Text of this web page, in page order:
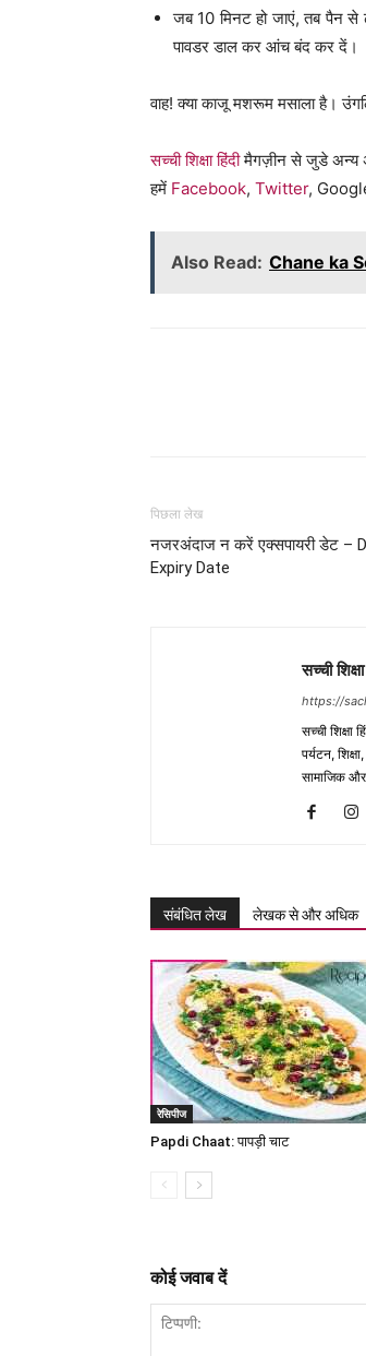
जब 10 मिनट हो जाएं, तब पैन
पावडर डाल कर आंच बंद कर दें।
वाह! क्या काजू मशरूम मसाला है।
सच्ची शिक्षा हिंदीमैगज़ीन से जुडे अन्य
हमें Facebook, Twitter,
Also Read: Chane ka
पिछला लेख
नजरअंदाज न करें एक्सपायरी डेट –
Expiry Date
सच्ची शिक्षा
https://
सच्ची शिक्षा
पर्यटन,
सामाजिक
संबंधित लेख लेखक से और अधिक
रेसिपीज
Papdi Chaat: पापड़ी चाट
कोई जवाब दें